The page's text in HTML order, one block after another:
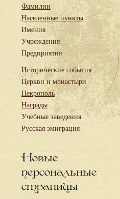
Фамилии
Населенные пункты
Имения
Учреждения
Предприятия
Исторические события
Церкви и монастыри
Некрополь
Награды
Учебные заведения
Русская эмиграция
Новые
персональные
страницы